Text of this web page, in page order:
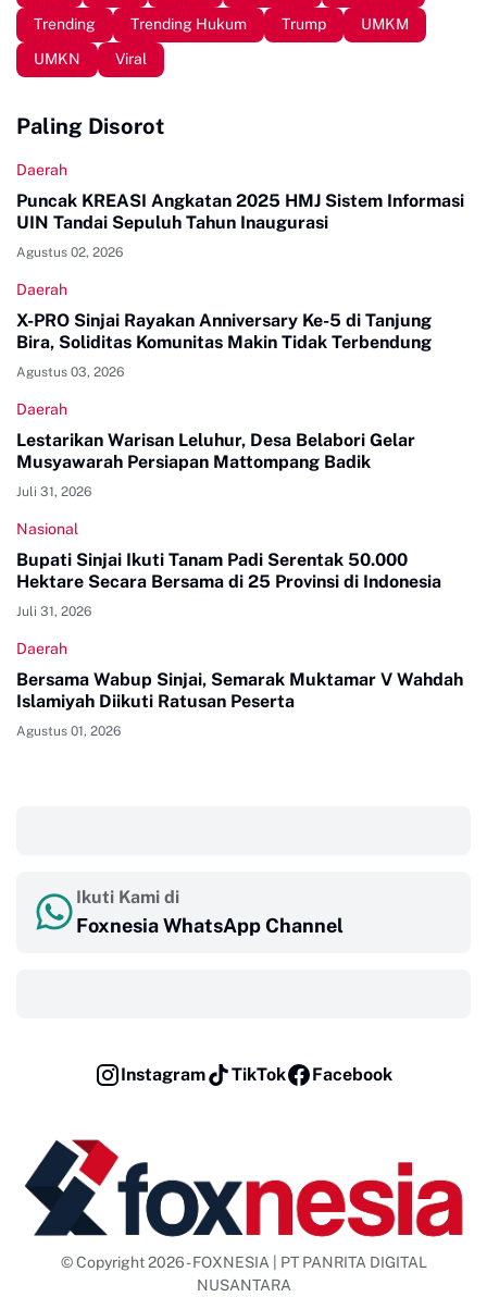
Trending
Trending Hukum Trump
UMKM
UMKN
Viral
Paling Disorot
Daerah
Puncak KREASI Angkatan 2025 HMJ Sistem Informasi
UIN Tandai Sepuluh Tahun Inaugurasi
Agustus 02, 2026
Daerah
X-PRO Sinjai Rayakan Anniversary Ke-5 di Tanjung
Bira, Soliditas Komunitas Makin Tidak Terbendung
Agustus 03, 2026
Daerah
Lestarikan Warisan Leluhur, Desa Belabori Gelar
Musyawarah Persiapan Mattompang Badik
Juli 31, 2026
Nasional
Bupati Sinjai Ikuti Tanam Padi Serentak 50.000
Hektare Secara Bersama di 25 Provinsi di Indonesia
Juli 31, 2026
Daerah
Bersama Wabup Sinjai, Semarak Muktamar V Wahdah
Islamiyah Diikuti Ratusan Peserta
Agustus 01, 2026
Ikuti Kami di
Foxnesia WhatsApp Channel
Instagram TikTok Facebook
© Copyright 2026 - FOXNESIA | PT PANRITA DIGITAL
NUSANTARA